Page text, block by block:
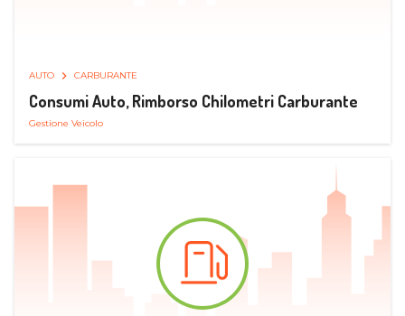
AUTO CARBURANTE
Consumi Auto, Rimborso Chilometri Carburante
Gestione Veicolo